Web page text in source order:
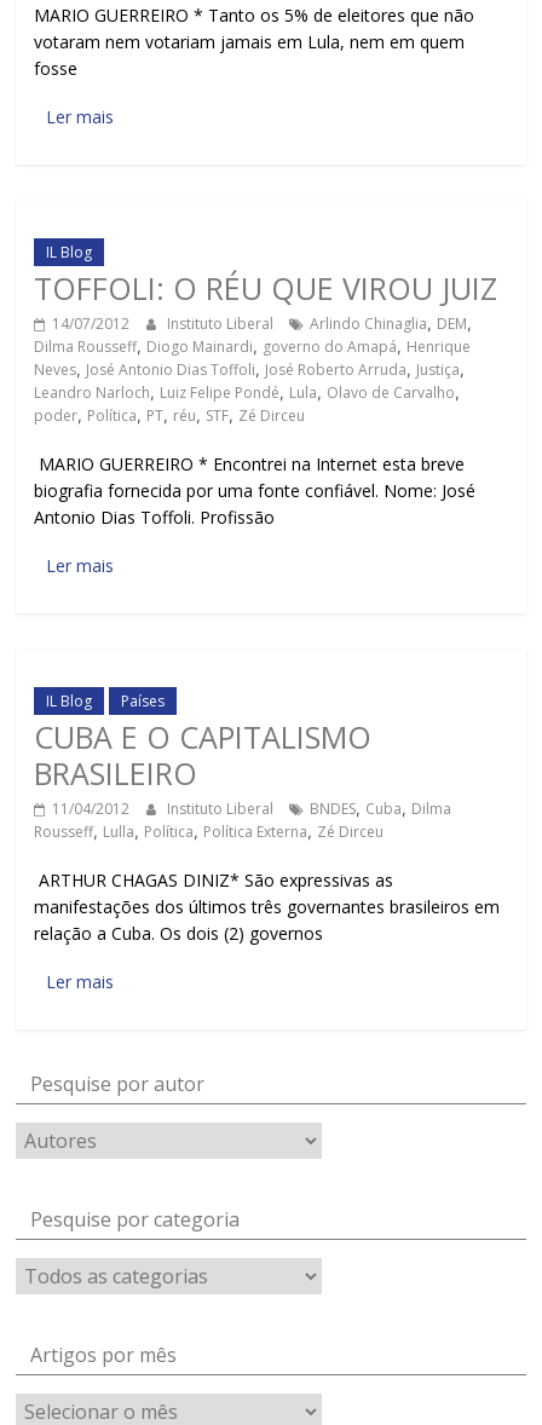
MARIO GUERREIRO * Tanto os 5% de eleitores que não
votaram nem votariam jamais em Lula, nem em quem
fosse
Ler mais
IL Blog
TOFFOLI: O RÉU QUE VIROU JUIZ
14/07/2012 Instituto Liberal Arlindo Chinaglia, DEM,
Dilma Rousseff, Diogo Mainardi, governo do Amapá, Henrique
Neves, José Antonio Dias Toffoli, José Roberto Arruda, Justiça,
Leandro Narloch, Luiz Felipe Pondé, Lula, Olavo de Carvalho,
poder, Política, PT, réu, STF, Zé Dirceu
MARIO GUERREIRO * Encontrei na Internet esta breve
biografia fornecida por uma fonte confiável. Nome: José
Antonio Dias Toffoli. Profissão
Ler mais
IL Blog Países
CUBA E O CAPITALISMO
BRASILEIRO
11/04/2012 Instituto Liberal BNDES, Cuba, Dilma
Rousseff, Lulla, Política, Política Externa, Zé Dirceu
ARTHUR CHAGAS DINIZ* São expressivas as
manifestações dos últimos três governantes brasileiros em
relação a Cuba. Os dois (2) governos
Ler mais
Pesquise por autor
Pesquise por categoria
Artigos por mês
Artigos